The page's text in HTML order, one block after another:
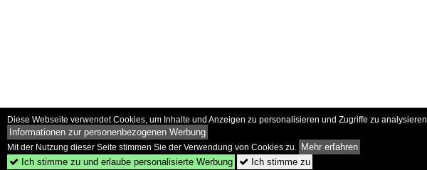
Diese Webseite verwendet Cookies, um Inhalte und Anzeigen zu personalisieren und Zugriffe zu
Informationen zur personenbezogenen Werbung
Mit der Nutzung dieser Seite stimmen Sie der Verwendung von Cookies zu. Mehr erfahren
 Ich stimme zu und erlaube personalisierte Werbung  Ich stimme zu